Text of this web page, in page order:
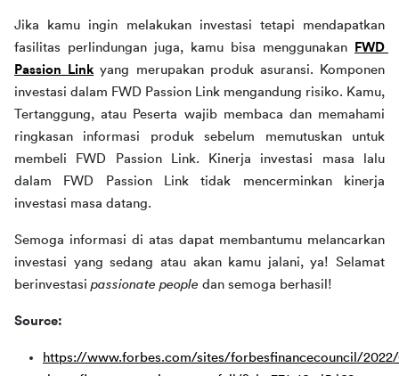
Jika kamu ingin melakukan investasi tetapi mendapatkan
fasilitas perlindungan juga, kamu bisa menggunakan
FWD
Passion Link yang merupakan produk asuransi. Komponen
investasi dalam FWD Passion Link mengandung risiko. Kamu,
Tertanggung, atau Peserta wajib membaca dan memahami
ringkasan informasi produk sebelum memutuskan untuk
membeli FWD Passion Link. Kinerja investasi masa lalu
dalam FWD Passion Link tidak mencerminkan kinerja
investasi masa datang.
Semoga informasi di atas dapat membantumu melancarkan
investasi yang sedang atau akan kamu jalani, ya! Selamat
berinvestasi passionate people dan semoga berhasil!
Source:
https://www.forbes.com/sites/forbesfinancecouncil/